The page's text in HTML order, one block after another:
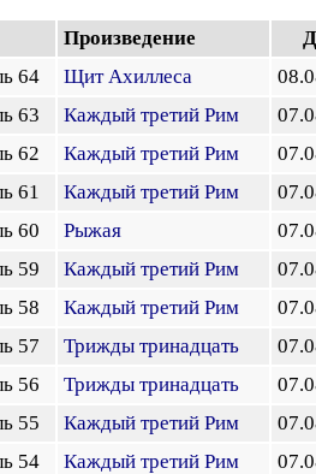
Произведение
64
Щит Ахиллеса
63
Каждый третий Рим
62
Каждый третий Рим
61
Каждый третий Рим
60
Рыжая
59
Каждый третий Рим
58
Каждый третий Рим
57
Трижды тринадцать
56
Трижды тринадцать
55
Каждый третий Рим
54
Каждый третий Рим